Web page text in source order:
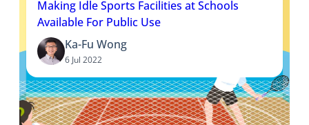
Making Idle Sports Facilities at Schools
Available For Public Use
Ka-Fu Wong
6 Jul 2022